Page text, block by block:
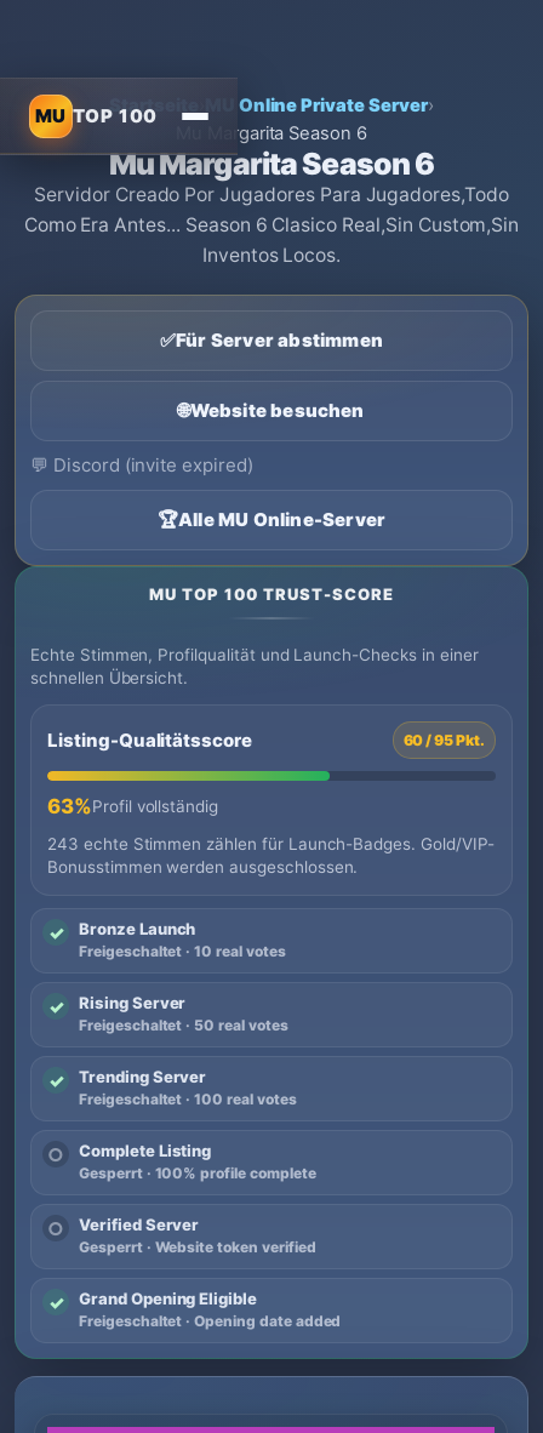
MU TOP 100
Startseite MU Online Private Server›
Mu Margarita Season 6
Mu Margarita Season 6
Servidor Creado Por Jugadores Para Jugadores,Todo
Como Era Antes... Season 6 Clasico Real,Sin Custom,Sin
Inventos Locos.
✅Für Server abstimmen
🌐Website besuchen
💬 Discord (invite expired)
🏆Alle MU Online-Server
MU TOP 100 TRUST-SCORE
Echte Stimmen, Profilqualität und Launch-Checks in einer
schnellen Übersicht.
Listing-Qualitätsscore 60 / 95 Pkt.
63%Profil vollständig
243 echte Stimmen zählen für Launch-Badges. Gold/VIP-
Bonusstimmen werden ausgeschlossen.
✓ Bronze Launch
Freigeschaltet · 10 real votes
✓ Rising Server
Freigeschaltet · 50 real votes
✓ Trending Server
Freigeschaltet · 100 real votes
○ Complete Listing
Gesperrt · 100% profile complete
○ Verified Server
Gesperrt · Website token verified
✓ Grand Opening Eligible
Freigeschaltet · Opening date added